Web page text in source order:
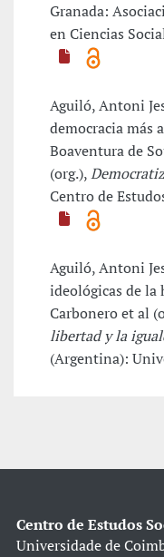
Granada:
en Ciencias
Aguiló, Antoni
democracia más
Boaventura de
(org.),
Centro de
Aguiló, Antoni
ideológicas de la
Carbonero et al
libertad y la
(Argentina):
Centro de Estudos
Universidade de